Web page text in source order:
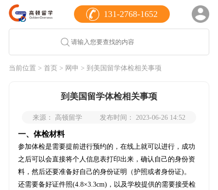
131-2768-1652
当前位置 > 首页 > 网申 > 到美国留学体检相关事项
到美国留学体检相关事项
来源： 高顿留学 发布时间： 2023-06-26 14:52
一、体检材料
参加体检是需要提前进行预约的，在线上就可以进行，成功
之后可以会直接将个人信息表打印出来，确认自己的身份资
料，然后还要准备好自己的身份证明（护照或者身份证)。
还需要备好证件照(4.8×3.3cm)，以及学校提供的需要接受检